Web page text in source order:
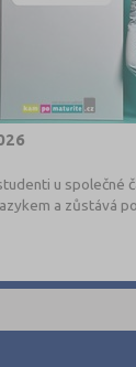
u společné
a zůstává